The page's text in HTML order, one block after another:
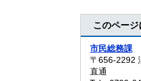
このペー
市民総務課
〒656-2292
直通